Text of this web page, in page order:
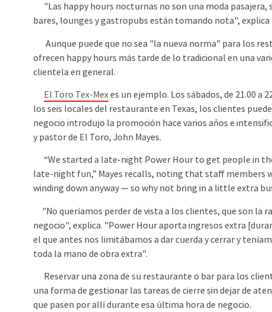
"Las happy hours nocturnas no son una moda pasajera,
bares, lounges y gastropubs están tomando nota", explica
Aunque puede que no sea "la nueva norma" para los
ofrecen happy hours más tarde de lo tradicional en una
clientela en general.
El Toro Tex-Mexes un ejemplo. Los sábados, de 21.00 a
los seis locales del restaurante en Texas, los clientes
negocio introdujo la promoción hace varios años e
y pastor de El Toro, John Mayes.
“We started a late-night Power Hour to get people in
late-night fun,” Mayes recalls, noting that staff members
winding down anyway — so why not bring in a little extra
"No queríamos perder de vista a los clientes, que son la
negocio", explica. "Power Hour aporta ingresos extra
el que antes nos limitábamos a dar cuerda y cerrar y
toda la mano de obra extra".
Reservar una zona de su restaurante o bar para los
una forma de gestionar las tareas de cierre sin dejar de
que pasen por allí durante esa última hora de negocio.